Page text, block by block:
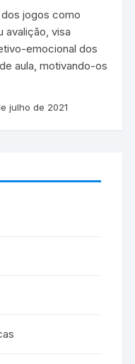
jogos como
avalição, visa
emocional dos
aula, motivando-os
julho de 2021